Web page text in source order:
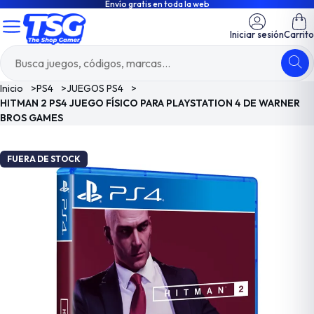
Envío gratis en toda la web
Iniciar sesiónCarrito
Inicio >PS4 >JUEGOS PS4
>
HITMAN 2 PS4 JUEGO FÍSICO PARA PLAYSTATION 4 DE WARNER
BROS GAMES
FUERA DE STOCK